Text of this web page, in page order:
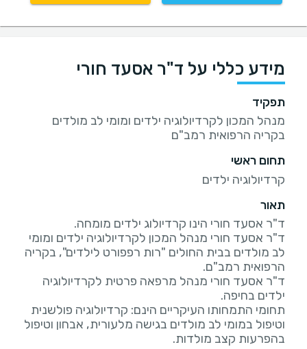
מידע כללי על ד"ר אסעד חורי
תפקיד
מנהל המכון לקרדיולוגיה ילדים ומומי לב מולדים
בקריה הרפואית רמב"ם
תחום ראשי
קרדיולוגיה ילדים
תאור
ד"ר אסעד חורי מנהל המכון לקרדיולוגיה ילדים ומומי
לב מולדים בבית החולים "רות רפפורט לילדים", בקריה
ד"ר אסעד חורי מנהל מרפאה פרטית לקרדיולוגיה
תחומי התמחותו העיקריים הינם: קרדיולוגיה פולשנית
וטיפול במומי לב מולדים בגישה מלעורית, אבחון וטיפול
בהפרעות קצב מולדות.